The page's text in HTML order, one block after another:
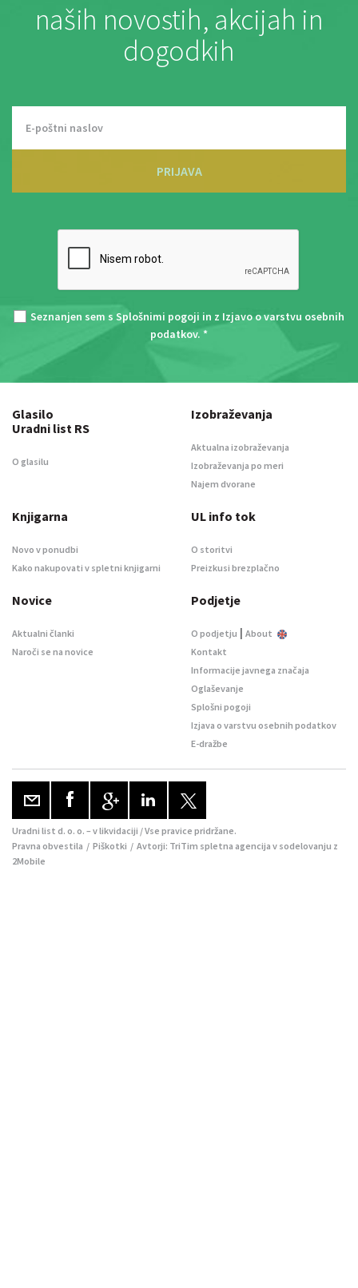
naših novostih, akcijah in
dogodkih
PRIJAVA
Seznanjen sem s Splošnimi pogoji in z Izjavo o varstvu osebnih
podatkov. *
Glasilo
Uradni list RS
O glasilu
Izobraževanja
Aktualna izobraževanja
Izobraževanja po meri
Najem dvorane
Knjigarna
Novo v ponudbi
Kako nakupovati v spletni knjigarni
UL info tok
O storitvi
Preizkusi brezplačno
Novice
Aktualni članki
Naroči se na novice
Podjetje
O podjetju | About
Kontakt
Informacije javnega značaja
Oglaševanje
Splošni pogoji
Izjava o varstvu osebnih podatkov
E-dražbe
Uradni list d. o. o. – v likvidaciji / Vse pravice pridržane.
Pravna obvestila / Piškotki / Avtorji: TriTim spletna agencija v sodelovanju z
2Mobile